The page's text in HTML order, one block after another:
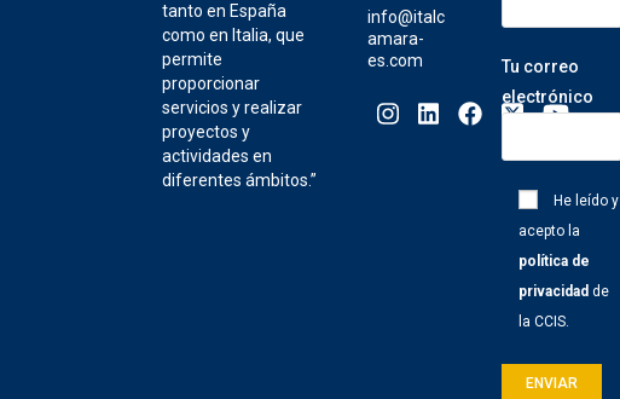
tanto en España
como en Italia, que
permite
proporcionar
servicios y realizar
proyectos y
actividades en
diferentes ámbitos.”
info@italc
amara-
es.com
Tu correo
electrónico
He leído y
acepto la
política de
privacidad de
la CCIS.